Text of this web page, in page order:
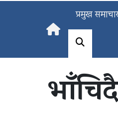
प्रमुख समाचार